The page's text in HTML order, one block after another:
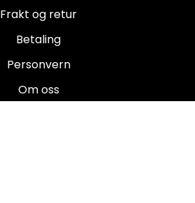
Frakt og retur
Betaling
Personvern
Om oss